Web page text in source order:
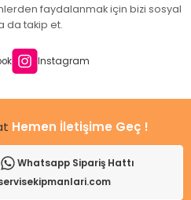
bilgiler bulunuyor.
daha pahalı.
faydalanmak için bizi sosyal
da takip et.
Instagram
Hemen İletişime Geç !
Whatsapp Sipariş Hattı